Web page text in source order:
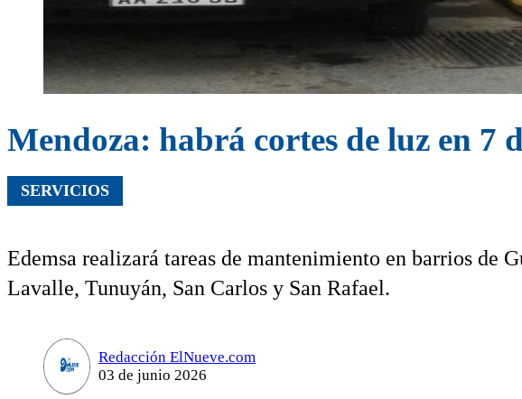
Mendoza: habrá cortes de luz en 7
SERVICIOS
Edemsa realizará tareas de mantenimiento en barrios de
Lavalle, Tunuyán, San Carlos y San Rafael.
Redacción ElNueve.com
03 de junio 2026